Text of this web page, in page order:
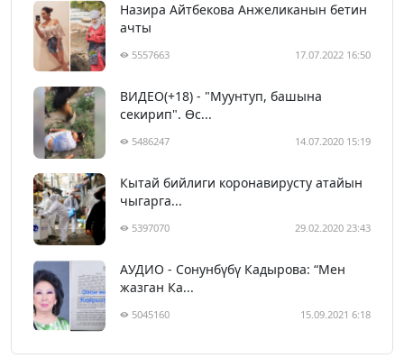
Назира Айтбекова Анжеликанын бетин
ачты
5557663 17.07.2022 16:50
ВИДЕО(+18) - "Муунтуп, башына
секирип". Өс...
5486247 14.07.2020 15:19
Кытай бийлиги коронавирусту атайын
чыгарга...
5397070 29.02.2020 23:43
АУДИО - Сонунбүбү Кадырова: “Мен
жазган Ка...
5045160 15.09.2021 6:18